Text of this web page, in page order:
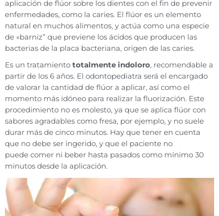
aplicación de flúor sobre los dientes con el fin de prevenir
enfermedades, como la caries. El flúor es un elemento
natural en muchos alimentos, y actúa como una especie
de «barniz” que previene los ácidos que producen las
bacterias de la placa bacteriana, origen de las caries.
Es un tratamiento totalmente indoloro, recomendable a
partir de los 6 años. El odontopediatra será el encargado
de valorar la cantidad de flúor a aplicar, así como el
momento más idóneo para realizar la fluorización. Este
procedimiento no es molesto, ya que se aplica flúor con
sabores agradables como fresa, por ejemplo, y no suele
durar más de cinco minutos. Hay que tener en cuenta
que no debe ser ingerido, y que el paciente no
puede comer ni beber hasta pasados como mínimo 30
minutos desde la aplicación.